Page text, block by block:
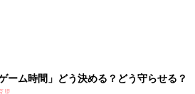
ーム時間」どう決める？どう守らせる？
児